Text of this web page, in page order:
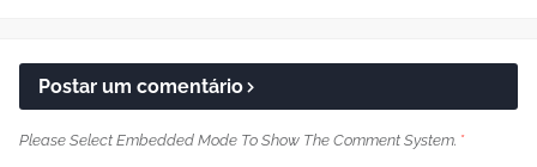
Postar um comentário
Please Select Embedded Mode To Show The Comment System. *